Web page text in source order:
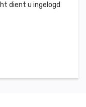
dient u ingelogd